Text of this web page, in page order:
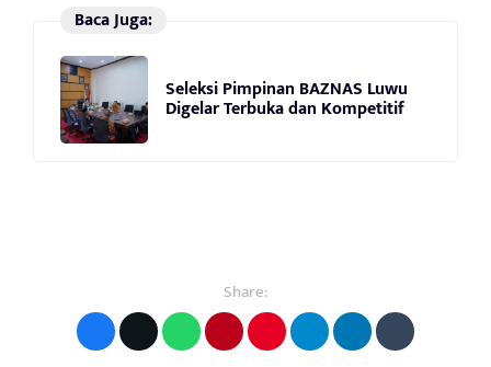
Baca Juga:
Seleksi Pimpinan BAZNAS Luwu
Digelar Terbuka dan Kompetitif
Share: